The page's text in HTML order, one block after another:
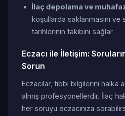
İlaç depolama ve
koşullarda saklanmasını ve
tarihlerinin takibini sağlar.
Eczacı ile İletişim:
Sorun
Eczacılar, tıbbi bilgilerini halka
almış profesyonellerdir. İlaç
her soruyu eczacınıza